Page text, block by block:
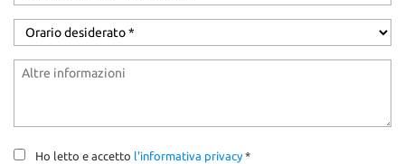
Ho letto e accetto l'informativa privacy*